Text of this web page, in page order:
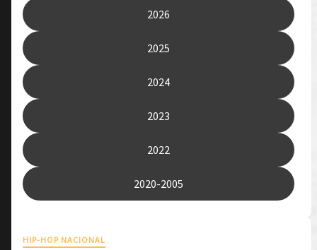
2026
2025
2024
2023
2022
2020-2005
HIP-HOP NACIONAL